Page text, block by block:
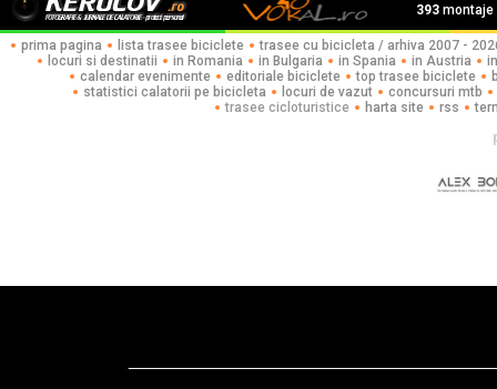
393montaje
prima pagina lista trasee biciclete
trasee cu bicicleta / arhiva 2007 -
locuri si destinatii
in Romania in Bulgaria in Spania in Austria
calendar evenimente
editoriale biciclete top trasee biciclete
statistici calatorii pe bicicleta
locuri de vazut
concursuri mtb
trasee cicloturistice
harta site rss